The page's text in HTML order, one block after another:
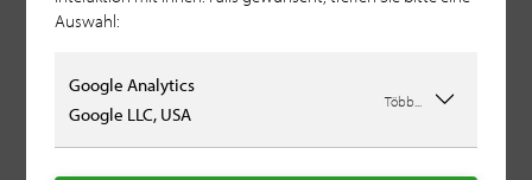
Auswahl:
Google Analytics
Google LLC, USA
Több...